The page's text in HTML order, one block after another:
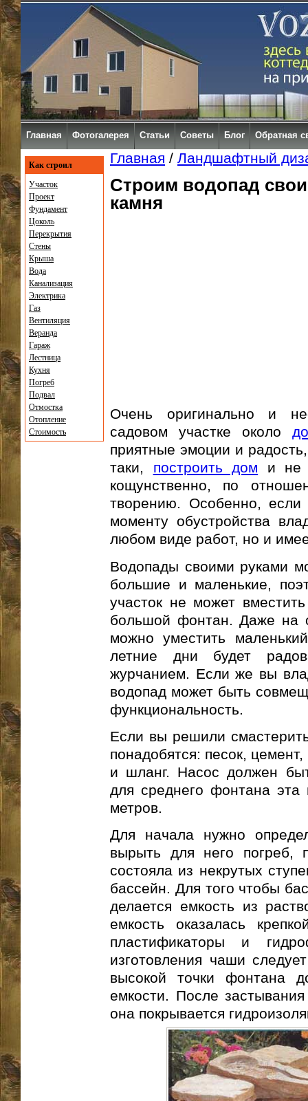
Главная / Ландшафтный
Строим водопад
камня
Очень оригинально и
садовом участке около
приятные эмоции и
таки, построить дом и не
кощунственно, по
творению. Особенно,
моменту обустройства
любом виде работ, но и
Водопады своими руками
большие и маленькие,
участок не может
большой фонтан. Даже на
можно уместить
летние дни будет
журчанием. Если же вы
водопад может быть
функциональность.
Если вы решили
понадобятся: песок,
и шланг. Насос должен
для среднего фонтана
метров.
Для начала нужно
вырыть для него погреб,
состояла из некрутых
бассейн. Для того чтобы
делается емкость из
емкость оказалась
пластификаторы и
изготовления чаши
высокой точки фонтана
емкости. После
она покрывается
Как строил
Участок
Проект
Фундамент
Цоколь
Перекрытия
Стены
Крыша
Вода
Канализация
Электрика
Газ
Вентиляция
Веранда
Гараж
Лестница
Кухня
Погреб
Подвал
Отмостка
Отопление
Стоимость
Главная Фотогалерея Статьи Советы Блог Обратная